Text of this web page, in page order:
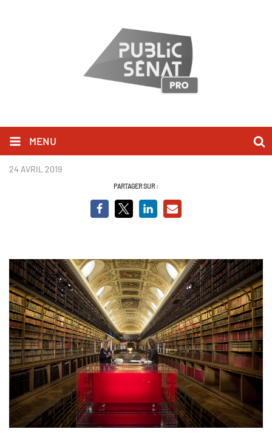
MENU
Livres & Vous 2
24 AVRIL 2019
PARTAGER SUR :